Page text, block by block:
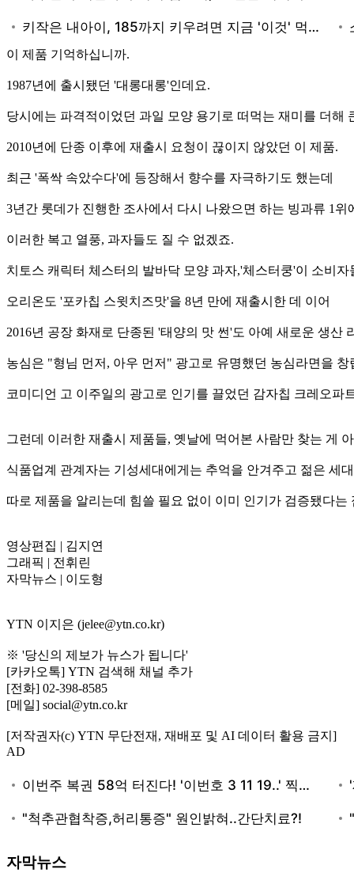
이 제품 기억하십니까.
1987년에 출시됐던 '대롱대롱'인데요.
당시에는 파격적이었던 과일 모양 용기로 떠먹는 재미를 더해
2010년에 단종 이후에 재출시 요청이 끊이지 않았던 이 제품.
최근 '폭싹 속았수다'에 등장해서 향수를 자극하기도 했는데
3년간 롯데가 진행한 조사에서 다시 나왔으면 하는 빙과류 1
이러한 복고 열풍, 과자들도 질 수 없겠죠.
치토스 캐릭터 체스터의 발바닥 모양 과자,'체스터쿵'이 소비
오리온도 '포카칩 스윗치즈맛'을 8년 만에 재출시한 데 이어
2016년 공장 화재로 단종된 '태양의 맛 썬'도 아예 새로운 생산
농심은 "형님 먼저, 아우 먼저" 광고로 유명했던 농심라면을
코미디언 고 이주일의 광고로 인기를 끌었던 감자칩 크레오파
그런데 이러한 재출시 제품들, 옛날에 먹어본 사람만 찾는 게
식품업계 관계자는 기성세대에게는 추억을 안겨주고 젊은 세
따로 제품을 알리는데 힘쓸 필요 없이 이미 인기가 검증됐다
영상편집 | 김지연
그래픽 | 전휘린
자막뉴스 | 이도형
YTN 이지은 (jelee@ytn.co.kr)
※ '당신의 제보가 뉴스가 됩니다'
[카카오톡] YTN 검색해 채널 추가
[전화] 02-398-8585
[메일] social@ytn.co.kr
[저작권자(c) YTN 무단전재, 재배포 및 AI 데이터 활용 금지]
AD
자막뉴스